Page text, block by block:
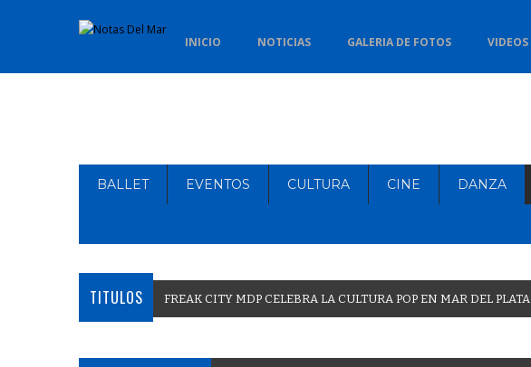
INICIO NOTICIAS GALERIA DE FOTOS VIDEOS
BALLET EVENTOS CULTURA CINE DANZA
TITULOS FREAK CITY MDP CELEBRA LA CULTURA POP EN MAR DEL PLATA